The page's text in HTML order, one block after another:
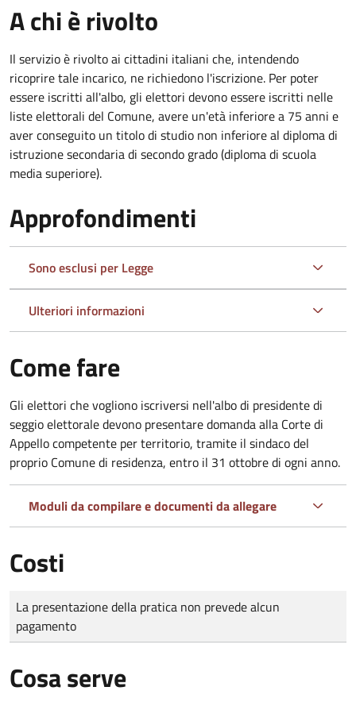
A chi è rivolto
Il servizio è rivolto ai cittadini italiani che, intendendo
ricoprire tale incarico, ne richiedono l'iscrizione. Per poter
essere iscritti all'albo, gli elettori devono essere iscritti nelle
liste elettorali del Comune, avere un'età inferiore a 75 anni e
aver conseguito un titolo di studio non inferiore al diploma di
istruzione secondaria di secondo grado (diploma di scuola
media superiore).
Approfondimenti
Sono esclusi per Legge
Ulteriori informazioni
Come fare
Gli elettori che vogliono iscriversi nell'albo di presidente di
seggio elettorale devono presentare domanda alla Corte di
Appello competente per territorio, tramite il sindaco del
proprio Comune di residenza, entro il 31 ottobre di ogni anno.
Moduli da compilare e documenti da allegare
Costi
Tipo di pagamento
Importo
La presentazione della pratica non prevede alcun
pagamento
Cosa serve